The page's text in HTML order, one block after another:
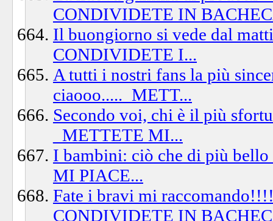
CONDIVIDETE IN
Il buongiorno si vede dal
CONDIVIDETE I...
A tutti i nostri fans la più
ciaooo....._METT...
Secondo voi, chi è il più
_METTETE MI...
I bambini: ciò che di più
MI PIACE...
Fate i bravi mi
CONDIVIDETE IN